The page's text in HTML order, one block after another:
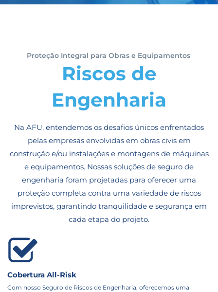
Proteção Integral para Obras e Equipamentos
Riscos de
Engenharia
Na AFU, entendemos os desafios únicos enfrentados
pelas empresas envolvidas em obras civis em
construção e/ou instalações e montagens de máquinas
e equipamentos. Nossas soluções de seguro de
engenharia foram projetadas para oferecer uma
proteção completa contra uma variedade de riscos
imprevistos, garantindo tranquilidade e segurança em
cada etapa do projeto.
Cobertura All-Risk
Com nosso Seguro de Riscos de Engenharia, oferecemos uma